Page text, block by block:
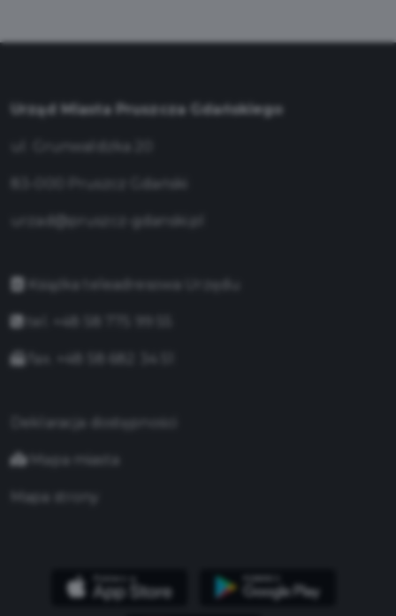
Urząd Miasta Pruszcza Gdańskiego
urzad@pruszcz-gdanski.pl
Książka teleadresowa Urzędu
Deklaracja dostępności
Mapa miasta
Mapa strony